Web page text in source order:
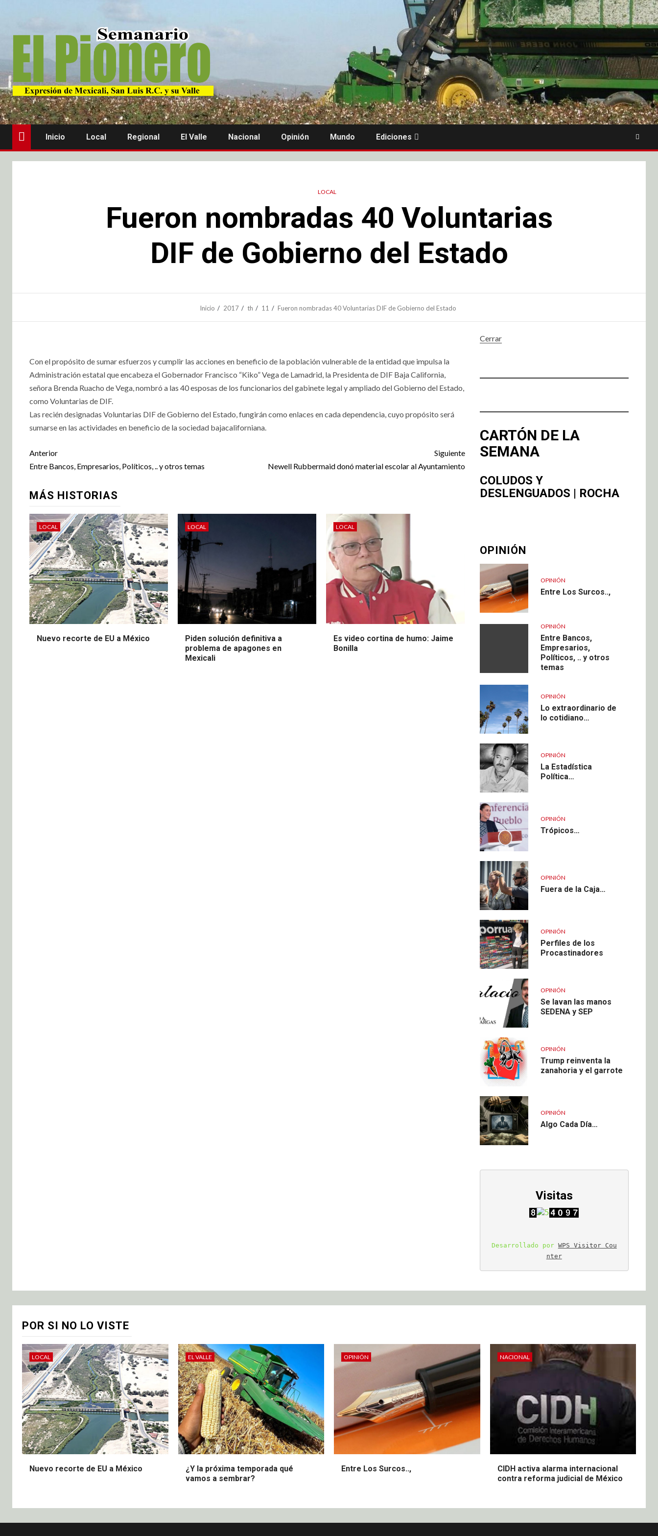
Inicio Local Regional El Valle Nacional Opinión Mundo Ediciones
LOCAL
Fueron nombradas 40 Voluntarias
DIF de Gobierno del Estado
Inicio 2017 th 11 Fueron nombradas 40 Voluntarias DIF de Gobierno del Estado
Con el propósito de sumar esfuerzos y cumplir las acciones en beneficio de la población vulnerable de la entidad que impulsa la
Administración estatal que encabeza el Gobernador Francisco “Kiko” Vega de Lamadrid, la Presidenta de DIF Baja California,
señora Brenda Ruacho de Vega, nombró a las 40 esposas de los funcionarios del gabinete legal y ampliado del Gobierno del Estado,
como Voluntarias de DIF.
Las recién designadas Voluntarias DIF de Gobierno del Estado, fungirán como enlaces en cada dependencia, cuyo propósito será
sumarse en las actividades en beneficio de la sociedad bajacaliforniana.
Anterior
Entre Bancos, Empresarios, Políticos, .. y otros temas
Siguiente
Newell Rubbermaid donó material escolar al Ayuntamiento
MÁS HISTORIAS
LOCAL
Nuevo recorte de EU a México
LOCAL
Piden solución definitiva a
problema de apagones en
Mexicali
LOCAL
Es video cortina de humo: Jaime
Bonilla
Cerrar
CARTÓN DE LA
SEMANA
COLUDOS Y
DESLENGUADOS | ROCHA
OPINIÓN
OPINIÓN
Entre Los Surcos..,
OPINIÓN
Entre Bancos,
Empresarios,
Políticos, .. y otros
temas
OPINIÓN
Lo extraordinario de
lo cotidiano…
OPINIÓN
La Estadística
Política…
OPINIÓN
Trópicos…
OPINIÓN
Fuera de la Caja…
OPINIÓN
Perfiles de los
Procastinadores
OPINIÓN
Se lavan las manos
SEDENA y SEP
OPINIÓN
Trump reinventa la
zanahoria y el garrote
OPINIÓN
Algo Cada Día…
Visitas
Desarrollado por WPS Visitor Cou
nter
POR SI NO LO VISTE
LOCAL
Nuevo recorte de EU a México
EL VALLE
¿Y la próxima temporada qué
vamos a sembrar?
OPINIÓN
Entre Los Surcos..,
NACIONAL
CIDH activa alarma internacional
contra reforma judicial de México